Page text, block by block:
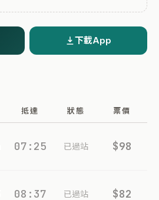
下載App
抵達 狀態 票價
07:25 已過站 $98
08:37 已過站 $82